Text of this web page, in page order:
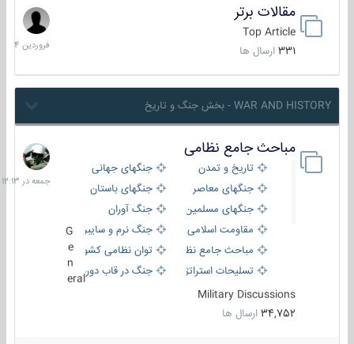
مقالات برتر
Top Article
331 ارسال ها
29
فروردین
1404
WAR AND HISTORY - بخش جنگ و تاریخ
مباحث جامع نظامی
تاریخ و تمدن
جنگهای جهانی
جنگهای معاصر
جنگهای باستان
جنگهای مسلمین
جنگ آوران
مقاومت اسلامی
جنگ نرم و سایبری
مباحث جامع نظامی
توان نظامی کشورها
تسلیحات استراتژیک
جنگ در قاب دوربین
eral
Military Discussions
34,752 ارسال ها
جمعه
در
12:13